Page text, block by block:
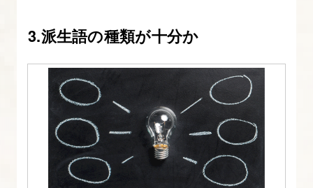
3.派生語の種類が十分か